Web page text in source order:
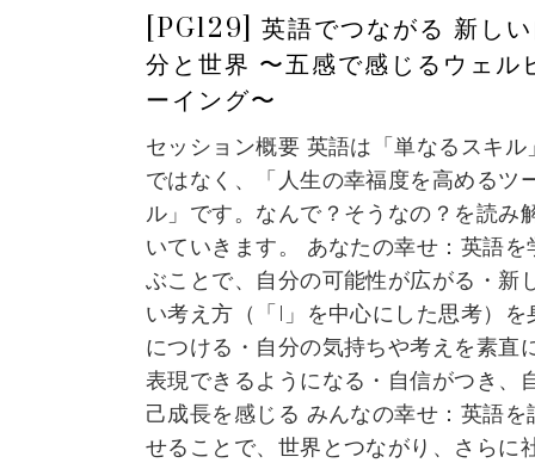
[PG129] 英語でつながる 新しい
分と世界 〜五感で感じるウェル
ーイング〜
セッション概要 英語は「単なるスキル」
ではなく、「人生の幸福度を高めるツ
ル」です。なんで？そうなの？を読み
いていきます。 あなたの幸せ：英語を
ぶことで、自分の可能性が広がる・新
い考え方（「I」を中心にした思考）を
につける・自分の気持ちや考えを素直
表現できるようになる・自信がつき、
己成長を感じる みんなの幸せ：英語を
せることで、世界とつながり、さらに